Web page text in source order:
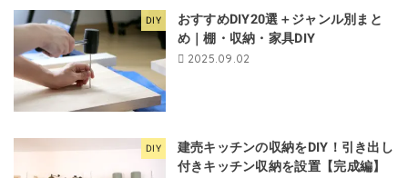
DIY
おすすめDIY20選＋ジャンル別まと
め｜棚・収納・家具DIY
2025.09.02
DIY
建売キッチンの収納をDIY！引き出し
付きキッチン収納を設置【完成編】